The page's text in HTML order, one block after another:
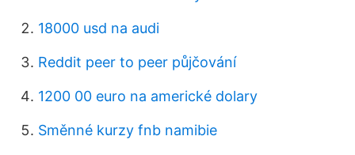
18000 usd na audi
Reddit peer to peer půjčování
1200 00 euro na americké dolary
Směnné kurzy fnb namibie